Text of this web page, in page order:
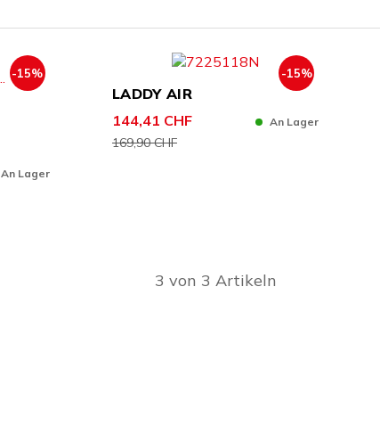
-15%
An Lager
LADDY AIR
144,41 CHF
-15%
169,90 CHF
An Lager
3 von 3 Artikeln